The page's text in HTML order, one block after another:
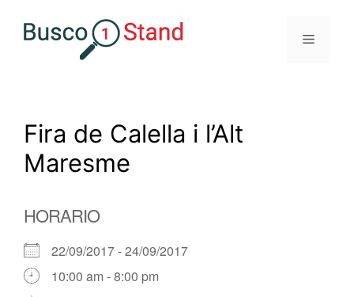
Menú
Fira de Calella i l’Alt
Maresme
HORARIO
22/09/2017 - 24/09/2017
10:00 am - 8:00 pm